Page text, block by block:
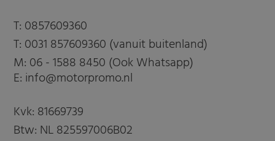
T: 0857609360
T: 0031 857609360 (vanuit buitenland)
M: 06 - 1588 8450 (Ook Whatsapp)
E: info@motorpromo.nl
Kvk: 81669739
Btw: NL 825597006B02